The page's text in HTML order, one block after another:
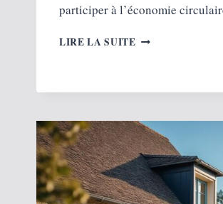
participer à l’économie
LIRE LA SUITE REPRISE
CE
QU’IL
FAUT
SAVOIR